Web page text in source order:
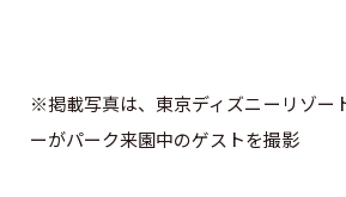
※掲載写真は、東京ディズニーリゾー
ーがパーク来園中のゲストを撮影